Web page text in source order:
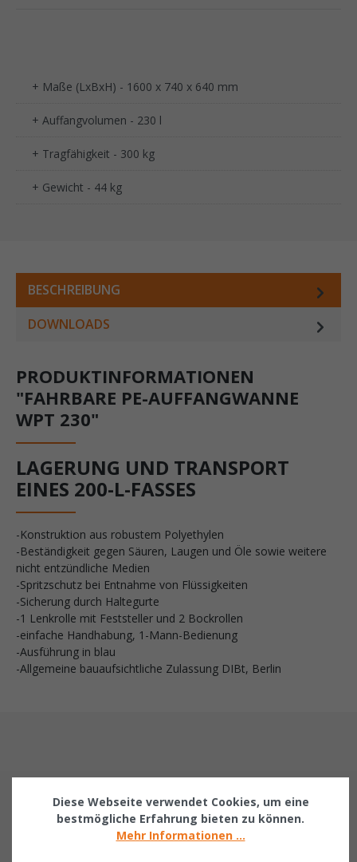
+ Maße (LxBxH) - 1600 x 740 x 640 mm
+ Auffangvolumen - 230 l
+ Tragfähigkeit - 300 kg
+ Gewicht - 44 kg
BESCHREIBUNG
DOWNLOADS
PRODUKTINFORMATIONEN
"FAHRBARE PE-AUFFANGWANNE
WPT 230"
LAGERUNG UND TRANSPORT
EINES 200-L-FASSES
-Konstruktion aus robustem Polyethylen
-Beständigkeit gegen Säuren, Laugen und Öle sowie weitere
nicht entzündliche Medien
-Spritzschutz bei Entnahme von Flüssigkeiten
-Sicherung durch Haltegurte
-1 Lenkrolle mit Feststeller und 2 Bockrollen
-einfache Handhabung, 1-Mann-Bedienung
-Ausführung in blau
-Allgemeine bauaufsichtliche Zulassung DIBt, Berlin
Sichere Zahlung
PayPal, Rechnung, Vorkasse & mehr
Schnelle Lieferung
Diese Webseite verwendet Cookies, um eine
bestmögliche Erfahrung bieten zu können.
Mehr Informationen ...